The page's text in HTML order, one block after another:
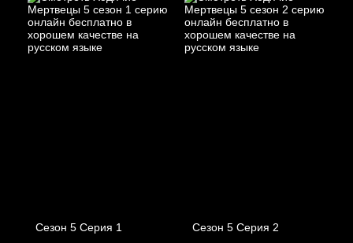
Сезон 5 Серия 1 Сезон 5 Серия 2